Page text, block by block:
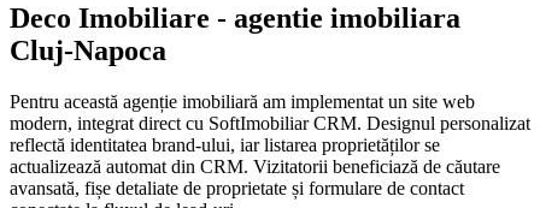
Deco Imobiliare - agentie imobiliara
Cluj-Napoca
Pentru această agenție imobiliară am implementat un site web
modern, integrat direct cu SoftImobiliar CRM. Designul personalizat
reflectă identitatea brand-ului, iar listarea proprietăților se
actualizează automat din CRM. Vizitatorii beneficiază de căutare
avansată, fișe detaliate de proprietate și formulare de contact